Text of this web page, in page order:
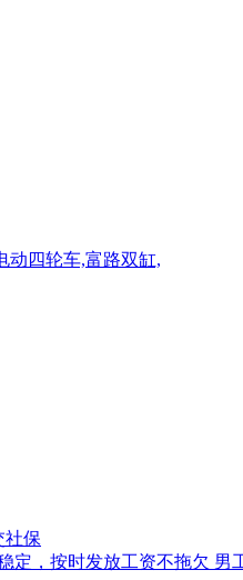
动四轮车,富路双缸,
社保
定，按时发放工资不拖欠 男